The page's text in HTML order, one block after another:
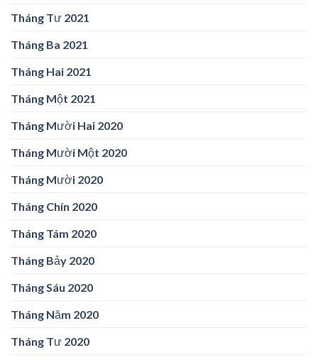
Tháng Tư 2021
Tháng Ba 2021
Tháng Hai 2021
Tháng Một 2021
Tháng Mười Hai 2020
Tháng Mười Một 2020
Tháng Mười 2020
Tháng Chín 2020
Tháng Tám 2020
Tháng Bảy 2020
Tháng Sáu 2020
Tháng Năm 2020
Tháng Tư 2020